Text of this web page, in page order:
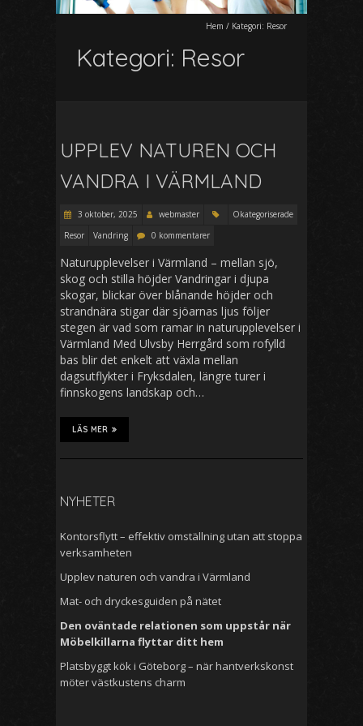
Hem / Kategori: Resor
Kategori: Resor
UPPLEV NATUREN OCH
VANDRA I VÄRMLAND
3 oktober, 2025 webmaster
Okategoriserade
Resor
Vandring 0 kommentarer
Naturupplevelser i Värmland – mellan sjö,
skog och stilla höjder Vandringar i djupa
skogar, blickar över blånande höjder och
strandnära stigar där sjöarnas ljus följer
stegen är vad som ramar in naturupplevelser i
Värmland Med Ulvsby Herrgård som rofylld
bas blir det enkelt att växla mellan
dagsutflykter i Fryksdalen, längre turer i
finnskogens landskap och…
LÄS MER
NYHETER
Kontorsflytt – effektiv omställning utan att stoppa
verksamheten
Upplev naturen och vandra i Värmland
Mat- och dryckesguiden på nätet
Den oväntade relationen som uppstår när
Möbelkillarna flyttar ditt hem
Platsbyggt kök i Göteborg – när hantverkskonst
möter västkustens charm